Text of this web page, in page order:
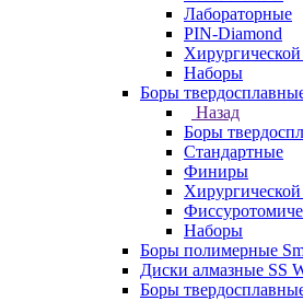
Лабораторные
PIN-Diamond
Наборы
Боры
Назад
Боры
Стандартные
Финиры
Наборы
Боры полимерные
Диски алмазные SS
Боры